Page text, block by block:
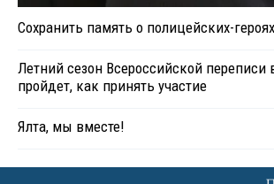
Сохранить память о полицейских-
Летний сезон Всероссийской переписи
пройдет, как принять участие
Ялта, мы вместе!